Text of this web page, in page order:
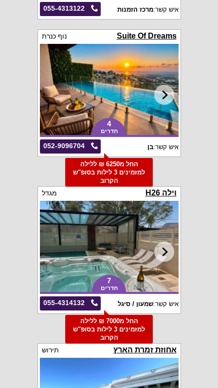
055-4313122 איש קשר:מרכז הזמנות
Suite Of Dreams נוף כנרת
4
חדרים
052-9096704 איש קשר:בן
החל מ6250 ₪ ללילה
למזמינים 3 לילות בסופ"ש
הקרוב
וילה H26 מגדל
7
חדרים
055-4314132 איש קשר:שמעון / סיגל
החל מ7000 ₪ ללילה
למזמינים 3 לילות בסופ"ש
הקרוב
אחוזת זמרת הארץ תירוש